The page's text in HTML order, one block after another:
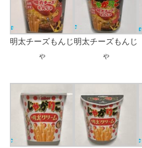
明太チーズもんじ
ゃ
明太チーズもんじ
ゃ